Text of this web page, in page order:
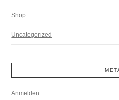
Shop
Uncategorized
Anmelden